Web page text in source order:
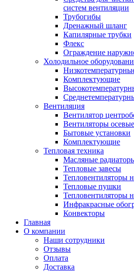
систем вентиляции
Трубогибы
Дренажный шланг
Капилярные трубки
Флекс
Ограждение
Холодильное
Комплектующие
Вентиляция
Вентилятор
Вентиляторы осевые
Бытовые установки
Комплектующие
Тепловая техника
Масляные
Тепловые завесы
Тепловентиляторы
Тепловые пушки
Тепловентиляторы
Инфракрасные
Конвекторы
Главная
О компании
Наши сотрудники
Отзывы
Оплата
Доставка